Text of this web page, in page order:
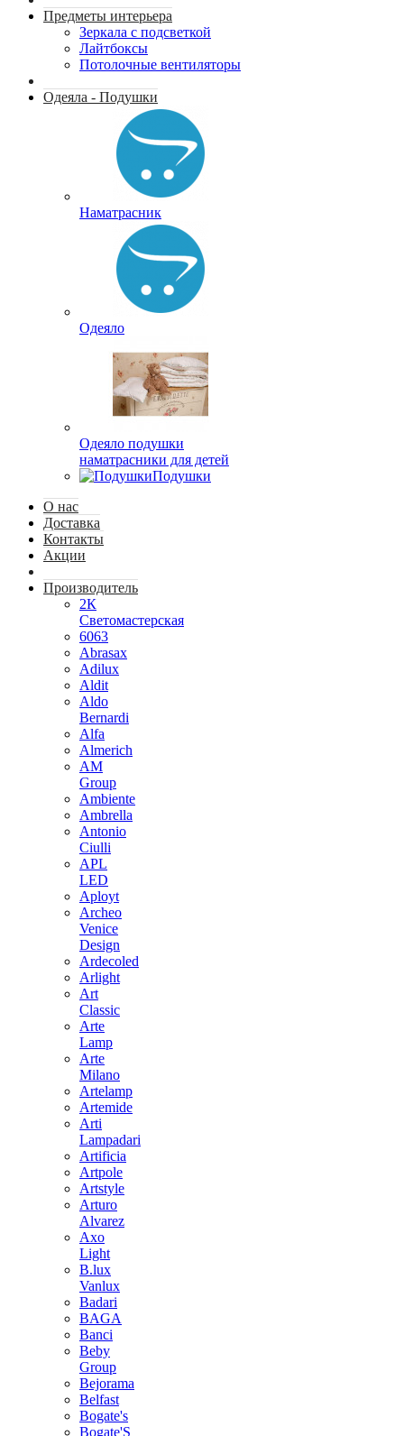
Предметы интерьера
Зеркала с подсветкой
Лайтбоксы
Потолочные вентиляторы
Одеяла - Подушки
Наматрасник
Одеяло
Одеяло подушки
наматрасники для детей
Подушки
О нас
Доставка
Контакты
Акции
Производитель
2К
Светомастерская
6063
Abrasax
Adilux
Aldit
Aldo
Bernardi
Alfa
Almerich
AM
Group
Ambiente
Ambrella
Antonio
Ciulli
APL
LED
Aployt
Archeo
Venice
Design
Ardecoled
Arlight
Art
Classic
Arte
Lamp
Arte
Milano
Artelamp
Artemide
Arti
Lampadari
Artificia
Artpole
Artstyle
Arturo
Alvarez
Axo
Light
B.lux
Vanlux
Badari
BAGA
Banci
Beby
Group
Bejorama
Belfast
Bogate's
Bogate'S